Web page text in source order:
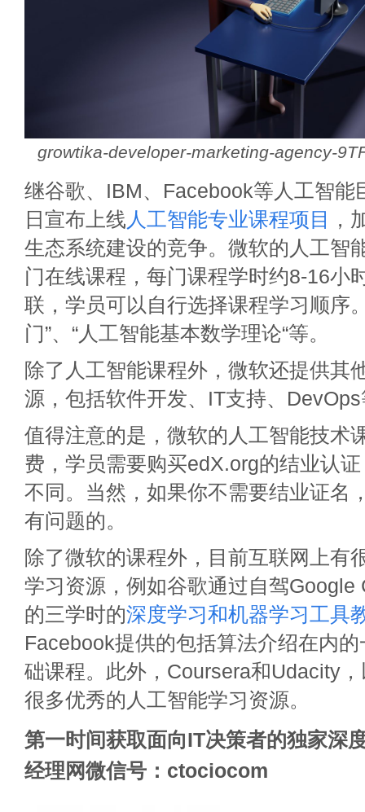
growtika-developer-marketing-agency-
继谷歌、IBM、Facebook等人工智能
日宣布上线 人工智能专业课程项目
，
生态系统建设的竞争。微软的人工智
门在线课程，每门课程学时约8-16小
联，学员可以自行选择课程学习顺序
门”、“人工智能基本数学理论“等。
除了人工智能课程外，微软还提供其
源，包括软件开发、IT支持、
值得注意的是，微软的人工智能技术
费，学员需要购买edX.org的结业认
不同。当然，如果你不需要结业证名
有问题的。
除了微软的课程外，目前互联网上有
学习资源，例如谷歌通过自驾Google
的三学时的深度学习和机器学习工具
Facebook提供的包括算法介绍在内
础课程。此外，Coursera和Udacity
很多优秀的人工智能学习资源。
第一时间获取面向IT决策者的独家深
经理网微信号：ctociocom